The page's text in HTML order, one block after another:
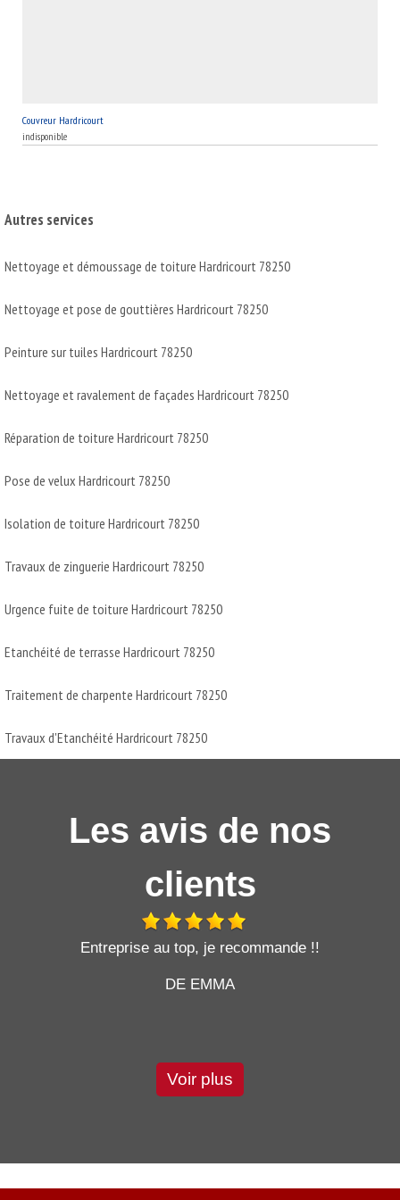
Couvreur Hardricourt
indisponible
Autres services
Nettoyage et démoussage de toiture Hardricourt 78250
Nettoyage et pose de gouttières Hardricourt 78250
Peinture sur tuiles Hardricourt 78250
Nettoyage et ravalement de façades Hardricourt 78250
Réparation de toiture Hardricourt 78250
Pose de velux Hardricourt 78250
Isolation de toiture Hardricourt 78250
Travaux de zinguerie Hardricourt 78250
Urgence fuite de toiture Hardricourt 78250
Etanchéité de terrasse Hardricourt 78250
Traitement de charpente Hardricourt 78250
Travaux d'Etanchéité Hardricourt 78250
Les avis de nos
clients
Entreprise au top, je recommande !!
DE EMMA
Voir plus